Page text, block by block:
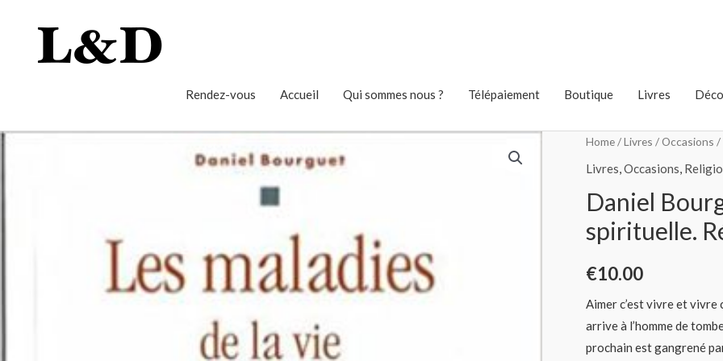
Rendez-vous Accueil Qui sommes nous ? Télépaiement Boutique Livres
Home/Livres /Occasions /
Livres,Occasions,
Daniel
spirituelle.
€10.00
Aimer c’est vivre et vivre
arrive à l’homme de
prochain est gangrené